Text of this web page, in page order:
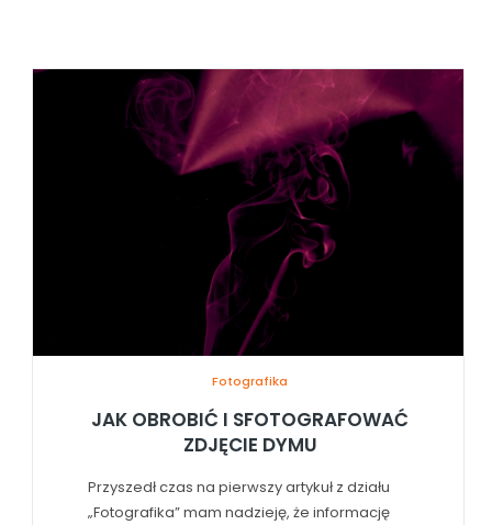
Fotografika
JAK OBROBIĆ I SFOTOGRAFOWAĆ
ZDJĘCIE DYMU
Przyszedł czas na pierwszy artykuł z działu
„Fotografika” mam nadzieję, że informację